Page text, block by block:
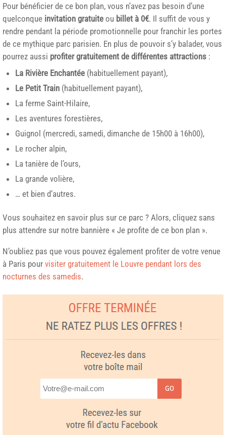
Pour bénéficier de ce bon plan, vous n’avez pas besoin d’une
quelconque invitation gratuite ou billet à 0€. Il suffit de vous y
rendre pendant la période promotionnelle pour franchir les portes
de ce mythique parc parisien. En plus de pouvoir s’y balader, vous
pourrez aussi profiter gratuitement de différentes attractions :
La Rivière Enchantée (habituellement payant),
Le Petit Train (habituellement payant),
La ferme Saint-Hilaire,
Les aventures forestières,
Guignol (mercredi, samedi, dimanche de 15h00 à 16h00),
Le rocher alpin,
La tanière de l’ours,
La grande volière,
… et bien d’autres.
Vous souhaitez en savoir plus sur ce parc ? Alors, cliquez sans
plus attendre sur notre bannière « Je profite de ce bon plan ».
N’oubliez pas que vous pouvez également profiter de votre venue
à Paris pour visiter gratuitement le Louvre pendant lors des
nocturnes des samedis.
GO